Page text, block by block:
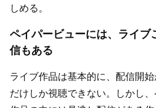
しめる。
ペイパービューには、ライブ
信もある
ライブ作品は基本的に、配信開
だけしか視聴できない。しかし、